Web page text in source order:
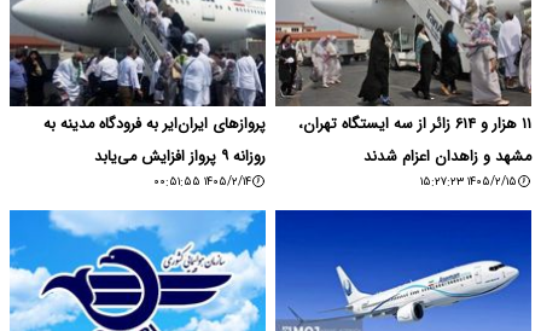
۱۱ هزار و ۶۱۴ زائر از سه ایستگاه تهران،
مشهد و زاهدان اعزام شدند
۱۴۰۵/۲/۱۵ ۱۵:۲۷:۲۳
پروازهای ایران‌ایر به فرودگاه مدینه به
روزانه ۹ پرواز افزایش می‌یابد
۱۴۰۵/۲/۱۴ ۰۰:۵۱:۵۵